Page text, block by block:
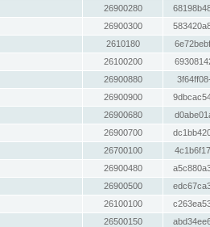
26900280
26900300
2610180
26100200
26900880
26900900
26900680
26900700
26700100
26900480
26900500
26100100
26500150